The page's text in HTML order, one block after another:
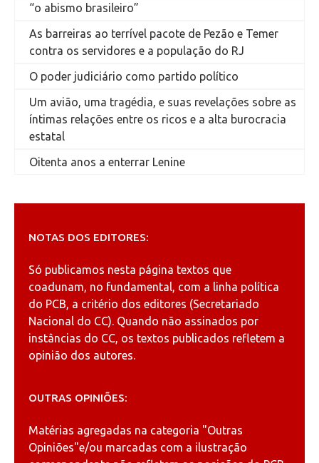
“o abismo brasileiro”
As barreiras ao terrível pacote de Pezão e Temer
contra os servidores e a população do RJ
O poder judiciário como partido político
Um avião, uma tragédia, e suas revelações sobre as
íntimas relações entre os ricos e a alta burocracia
estatal
Oitenta anos a enterrar Lenine
NOTAS DOS EDITORES:
Só publicamos nesta página textos que
coadunam, no fundamental, com a linha política
do PCB, a critério dos editores (Secretariado
Nacional do CC). Quando não assinados por
instâncias do CC, os textos publicados refletem a
opinião dos autores.
OUTRAS OPINIÕES:
Matérias agregadas na categoria "Outras
Opiniões"e/ou marcadas com a ilustração